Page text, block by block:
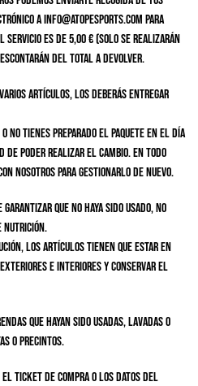
a info@atopesports.com para
es de 5,00 € (solo se realizarán
del total a devolver.
artículos, los deberás entregar
no tienes preparado el paquete en el día
poder realizar el cambio. En todo
nosotros para gestionarlo de nuevo.
que no haya sido usado, no
Nutrición.
los artículos tienen que estar en
e interiores y conservar el
que hayan sido usadas, lavadas o
o precintos.
el ticket de compra o los datos del